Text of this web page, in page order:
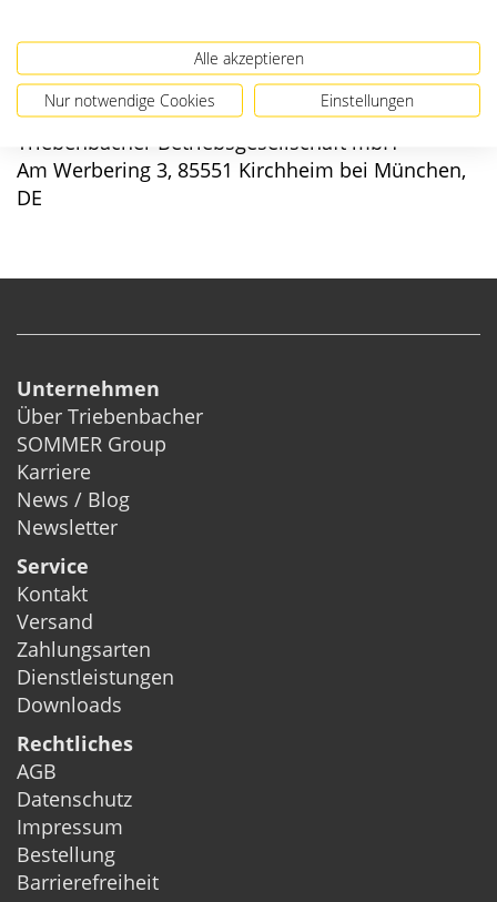
Angaben zur Produktsicherheit
Hersteller/EU verantwortliche Person:
Triebenbacher Betriebsgesellschaft mbH
Am Werbering 3, 85551 Kirchheim bei München,
DE
Unternehmen
Über Triebenbacher
SOMMER Group
Karriere
News / Blog
Newsletter
Service
Kontakt
Versand
Zahlungsarten
Dienstleistungen
Downloads
Rechtliches
AGB
Datenschutz
Impressum
Bestellung
Barrierefreiheit
Alle akzeptieren
Nur notwendige Cookies Einstellungen